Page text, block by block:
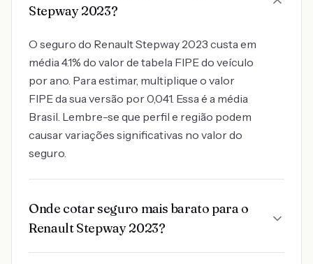
Stepway 2023?
O seguro do Renault Stepway 2023 custa em
média 4.1% do valor de tabela FIPE do veículo
por ano. Para estimar, multiplique o valor
FIPE da sua versão por 0,041. Essa é a média
Brasil. Lembre-se que perfil e região podem
causar variações significativas no valor do
seguro.
Onde cotar seguro mais barato para o
Renault Stepway 2023?